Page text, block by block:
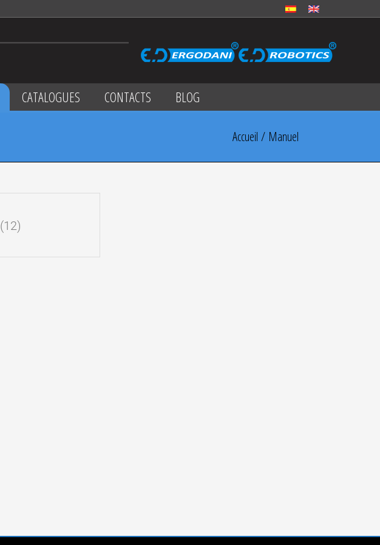
CATALOGUES CONTACTS BLOG
Accueil / Manuel
(12)